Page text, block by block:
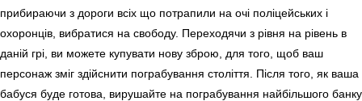
прибираючи з дороги всіх що потрапили на очі поліцейських і
охоронців, вибратися на свободу. Переходячи з рівня на рівень в
даній грі, ви можете купувати нову зброю, для того, щоб ваш
персонаж зміг здійснити пограбування століття. Після того, як ваша
бабуся буде готова, вирушайте на пограбування найбільшого банку